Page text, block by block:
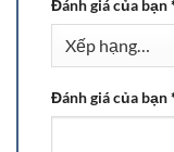
Đánh giá của bạn
Đánh giá của bạn